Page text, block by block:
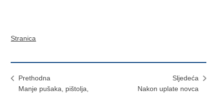
Stranica
Prethodna
​Manje pušaka, pištolja,
Sljedeća
Nakon uplate novca